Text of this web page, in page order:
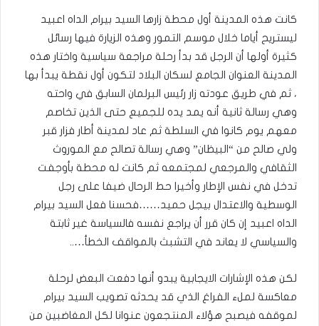
كانت هذه المدينة أول محطة زارها السيد بيرام الداه اعبيد
ليستريح أياما خلال موسم التمور وهذه الزيارة فيها رسائل
كثيرة أولها أن الرجل قد بدأ رحلة مراجعة سياسية واختار هذه
المدينة العنوان الجامع لسكان البلاد لتكون أول نقطة يبدأ بها
، ثم في طريق عودته زار رئيس البرلمان السابق في واحته
وهي رسالة ثانية أنه يمد يده للجميع حتى الذين تخاصم
معهم يوم كانوا في السلطة ثم عاد لمدينة أطار فزار قبر
ولي صالح من “البيظان” وهي رسالة تصالح مع الموروث
الثقافي والمرجعي لمجتمعه ثم كانت له محطة بأوجفت
تدخل في نفس الإطار وأخيرا حط الرحال ضيفا على رجل
الوسطية والاعتدال بيجل حميد……فحسنا فعل السيد بيرام
الداه اعبيد إن كان قرر أن يراجع نفسه فالسياسة غير ثابتة
والسياسي لا يعاند في التشبث بالمواقف الخطأ…..
لكن هذه الإشارات الايجابية يبدو أنها دفعت البعض لرحلة
معاكسة لملء الفراغ الذي قد يحدثه تصويب السيد بيرام
لموقفه فيصبح هؤلاء المنتجعون عنوانا لكل المغاضبين من